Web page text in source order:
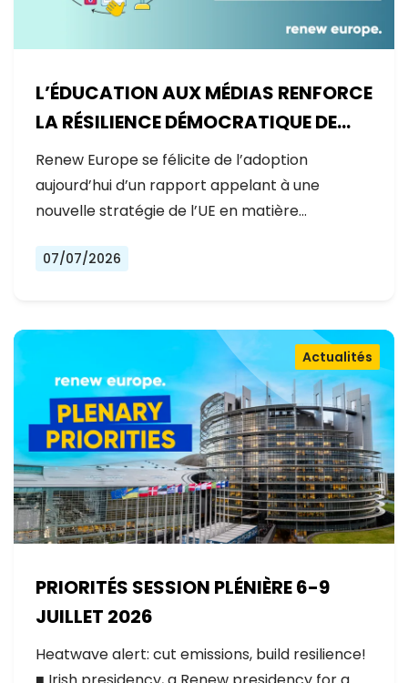
L’ÉDUCATION AUX MÉDIAS RENFORCE
LA RÉSILIENCE DÉMOCRATIQUE DE
L’EUROPE
Renew Europe se félicite de l’adoption
aujourd’hui d’un rapport appelant à une
nouvelle stratégie de l’UE en matière…
07/07/2026
PRIORITÉS SESSION PLÉNIÈRE 6-9
JUILLET 2026
Actualités
Heatwave alert: cut emissions, build resilience!